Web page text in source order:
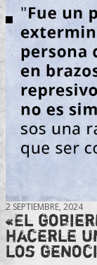
2 SEPTIEMBRE, 2024
«El
hacerle
los